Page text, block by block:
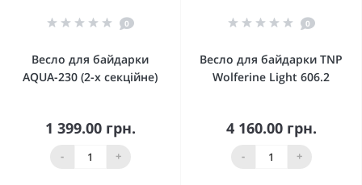
0
Весло для байдарки
AQUA-230 (2-х секційне)
1 399.00 грн.
- +
0
Весло для байдарки TNP
Wolferine Light 606.2
4 160.00 грн.
- +